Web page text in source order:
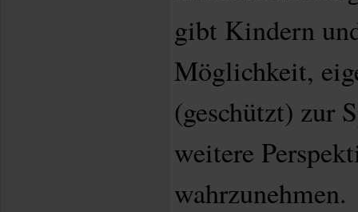
gibt Kindern
Möglichkeit,
(geschützt) zur
weitere
wahrzunehmen.